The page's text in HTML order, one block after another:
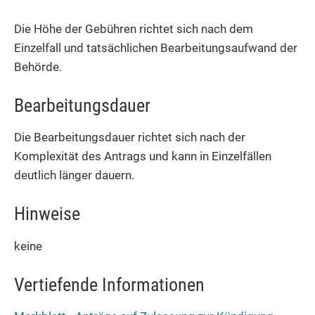
Die Höhe der Gebühren richtet sich nach dem
Einzelfall und tatsächlichen Bearbeitungsaufwand der
Behörde.
Bearbeitungsdauer
Die Bearbeitungsdauer richtet sich nach der
Komplexität des Antrags und kann in Einzelfällen
deutlich länger dauern.
Hinweise
keine
Vertiefende Informationen